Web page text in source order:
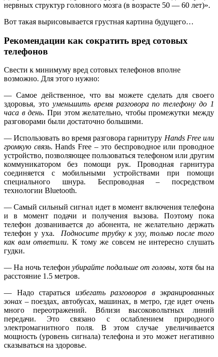
нервных структур головного мозга (в возрасте 50 — 60 лет)».
Вот такая вырисовывается грустная картина будущего…
Рекомендации как сократить вред сотовых
телефонов
Свести к минимуму вред сотовых телефонов вполне
возможно. Для этого нужно:
— Самое действенное, что вы можете сделать для своего
здоровья, это уменьшить время разговора по телефону до 1
часа в день. При этом желательно, чтобы промежутки между
разговорами были достаточно большими.
— Использовать во время разговора гарнитуру Hands Free или
громкую связь. Hands Free – это беспроводное или проводное
устройство, позволяющее пользоваться телефоном или другим
коммуникатором без помощи рук. Проводная гарнитура
соединяется с мобильными устройствами при помощи
специального шнура. Беспроводная – посредством
технологии Bluetooth.
— Самый сильный сигнал идет в момент включения телефона
и в момент подачи и получения вызова. Поэтому пока
телефон дозванивается до абонента, не желательно держать
телефон у уха. Подносите трубку к уху, только после того
как вам ответили. К тому же совсем не интересно слушать
гудки.
— На ночь телефонубирайте подальше от головы, хотя бы на
расстояние 1.5 метров.
— Надо стараться избегать разговоров в экранированных
зонах – поездах, автобусах, машинах, в метро, где идет очень
много переотражений. Вблизи высоковольтных линий
передачи. Это связано с ослаблением природного
электромагнитного поля. В этом случае увеличивается
мощность (уровень сигнала) телефона и это может негативно
сказываться на здоровье.